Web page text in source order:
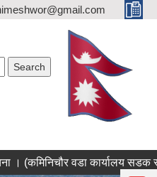
वडा कार्यालय सडक